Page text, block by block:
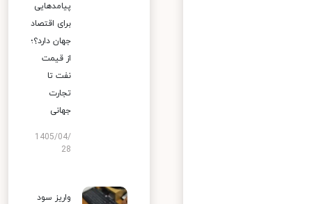
پیامدهایی
برای اقتصاد
جهان دارد؟؛
از قیمت
نفت تا
تجارت
جهانی
1405/04/
28
واریز سود